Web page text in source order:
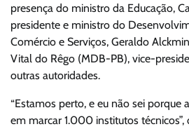
presença do ministro da Educação,
presidente e ministro do
Comércio e Serviços, Geraldo
Vital do Rêgo (MDB-PB), vice-
outras autoridades.
“Estamos perto, e eu não sei porque
em marcar 1.000 institutos técnicos”,